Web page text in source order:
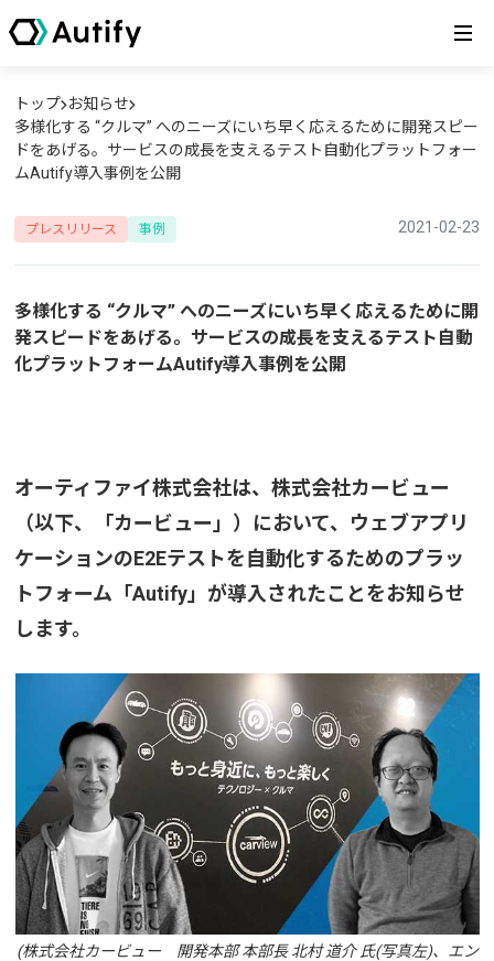
トップ お知らせ
多様化する “クルマ” へのニーズにいち早く応えるために開発スピー
ドをあげる。サービスの成長を支えるテスト自動化プラットフォー
ムAutify導入事例を公開
プレスリリース 事例 2021-02-23
多様化する “クルマ” へのニーズにいち早く応えるために開
発スピードをあげる。サービスの成長を支えるテスト自動
化プラットフォームAutify導入事例を公開
オーティファイ株式会社は、株式会社カービュー
（以下、「カービュー」）において、ウェブアプリ
ケーションのE2Eテストを自動化するためのプラッ
トフォーム「Autify」が導入されたことをお知らせ
します。
(株式会社カービュー 開発本部 本部長 北村 道介 氏(写真左)、エン